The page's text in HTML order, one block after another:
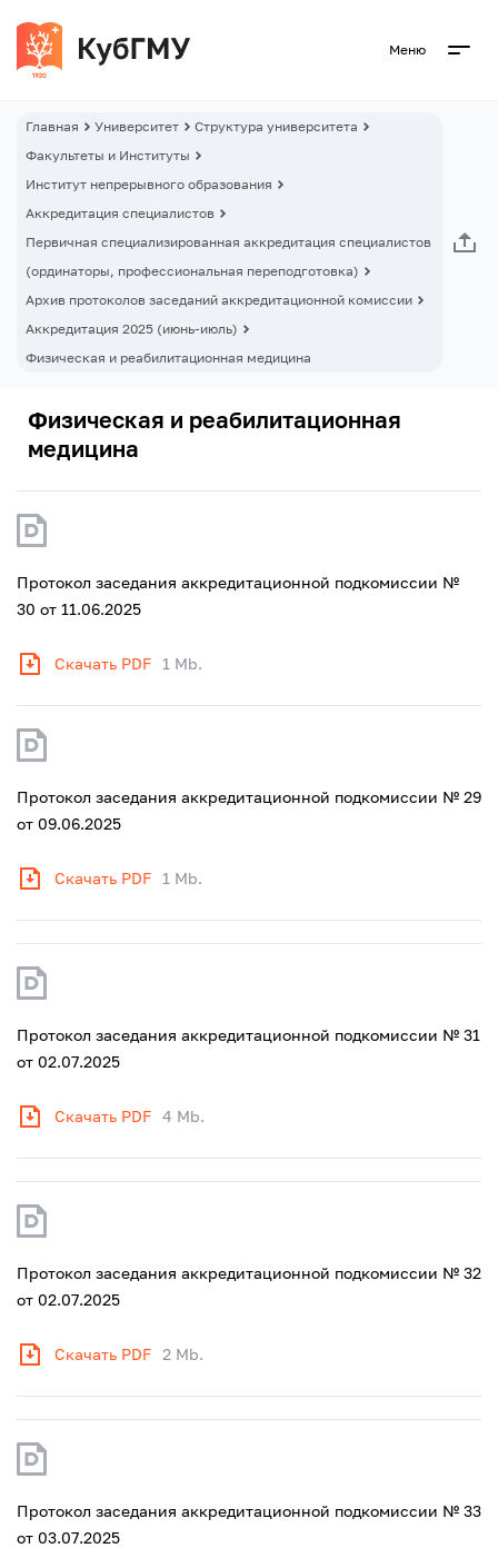
Меню
Главная Университет
Структура университета
Факультеты и Институты
Институт непрерывного образования
Аккредитация специалистов
Первичная специализированная аккредитация специалистов
(ординаторы, профессиональная переподготовка)
Архив протоколов заседаний аккредитационной комиссии
Аккредитация 2025 (июнь-июль)
Физическая и реабилитационная медицина
Физическая и реабилитационная
медицина
Протокол заседания аккредитационной подкомиссии №
30 от 11.06.2025
Скачать PDF 1 Mb.
Протокол заседания аккредитационной подкомиссии № 29
от 09.06.2025
Скачать PDF 1 Mb.
Протокол заседания аккредитационной подкомиссии № 31
от 02.07.2025
Скачать PDF 4 Mb.
Протокол заседания аккредитационной подкомиссии № 32
от 02.07.2025
Скачать PDF 2 Mb.
Протокол заседания аккредитационной подкомиссии № 33
от 03.07.2025